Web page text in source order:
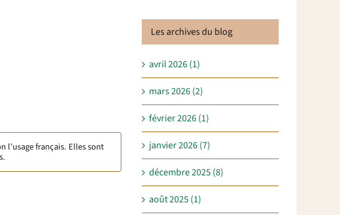
l’usage français. Elles sont
Les archives du blog
avril 2026 (1)
mars 2026 (2)
février 2026 (1)
janvier 2026 (7)
décembre 2025 (8)
août 2025 (1)